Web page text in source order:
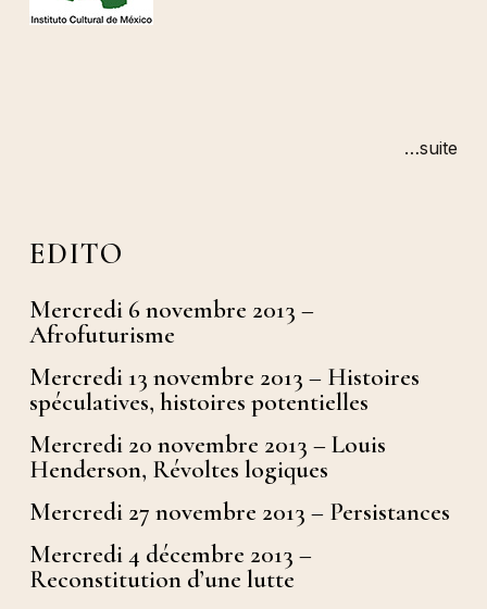
…suite
EDITO
Mercredi 6 novembre 2013 –
Afrofuturisme
Mercredi 13 novembre 2013 – Histoires
spéculatives, histoires potentielles
Mercredi 20 novembre 2013 – Louis
Henderson, Révoltes logiques
Mercredi 27 novembre 2013 – Persistances
Mercredi 4 décembre 2013 –
Reconstitution d’une lutte